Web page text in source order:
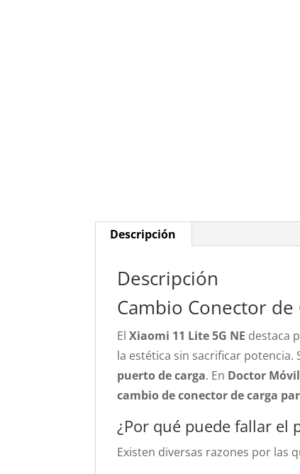
Descripción
Descripción
Cambio Conector de
ElXiaomi 11 Lite 5G NE destaca
la estética sin sacrificar
puerto de carga. En Doctor
cambio de conector de carga
¿Por qué puede fallar el
Existen diversas razones por las